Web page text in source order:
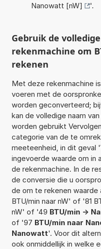
Nanowatt [nW]
'.
Gebruik de
rekenmachine om
rekenen
Met deze rekenmachine
voeren met de
worden geconverteerd;
kan de volledige naam
worden gebruikt
categorie van de te
meeteenheid, in dit geval
ingevoerde waarde om in
de rekenmachine. In de
de conversie die u
de om te rekenen
BTU/min naar nW' of '81
nW' of '49 BTU/min ->
of '97 BTU/min naar
Nanowatt'. Voor dit
ook onmiddellijk in welke